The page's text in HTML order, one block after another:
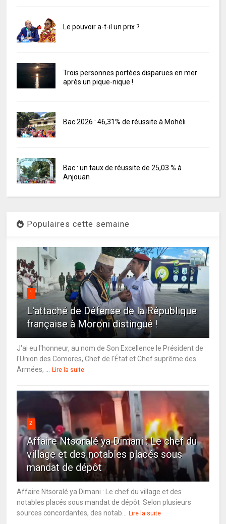
Le pouvoir a-t-il un prix ?
Trois personnes portées disparues en mer
après un pique-nique !
Bac 2026 : 46,31% de réussite à Mohéli
Bac : un taux de réussite de 25,03 % à
Anjouan
Populaires cette semaine
1
L'attaché de Défense de la République
française à Moroni distingué !
J'ai eu l'honneur, au nom de Son Excellence le Président de
l'Union des Comores, Chef de l'État et Chef suprême des
Armées, ...
Lire la suite
2
Affaire Ntsoralé ya Dimani : Le chef du
village et des notables placés sous
mandat de dépôt
Affaire Ntsoralé ya Dimani : Le chef du village et des
notables placés sous mandat de dépôt Selon plusieurs
sources concordantes, des notab...
Lire la suite